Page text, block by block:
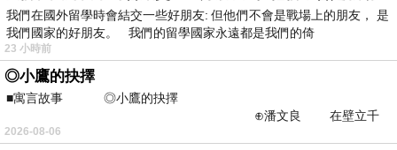
我們在國外留學時會結交一些好朋友: 但他們不會是戰場上的朋友， 是
我們國家的好朋友。 我們的留學國家永遠都是我們的倚
23 小時前
◎小鷹的抉擇
■寓言故事 ◎小鷹的抉擇
⊕潘文良 在壁立千
仞的懸崖上，有一座遮天蔽
2026-08-06